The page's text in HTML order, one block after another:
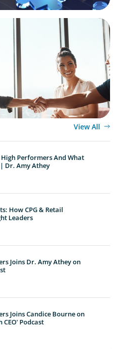
of Hiring
View All
Performers And What
Dr. Amy Athey
How CPG & Retail
Leaders
Joins Dr. Amy Athey on
Joins Candice Bourne on
CEO' Podcast